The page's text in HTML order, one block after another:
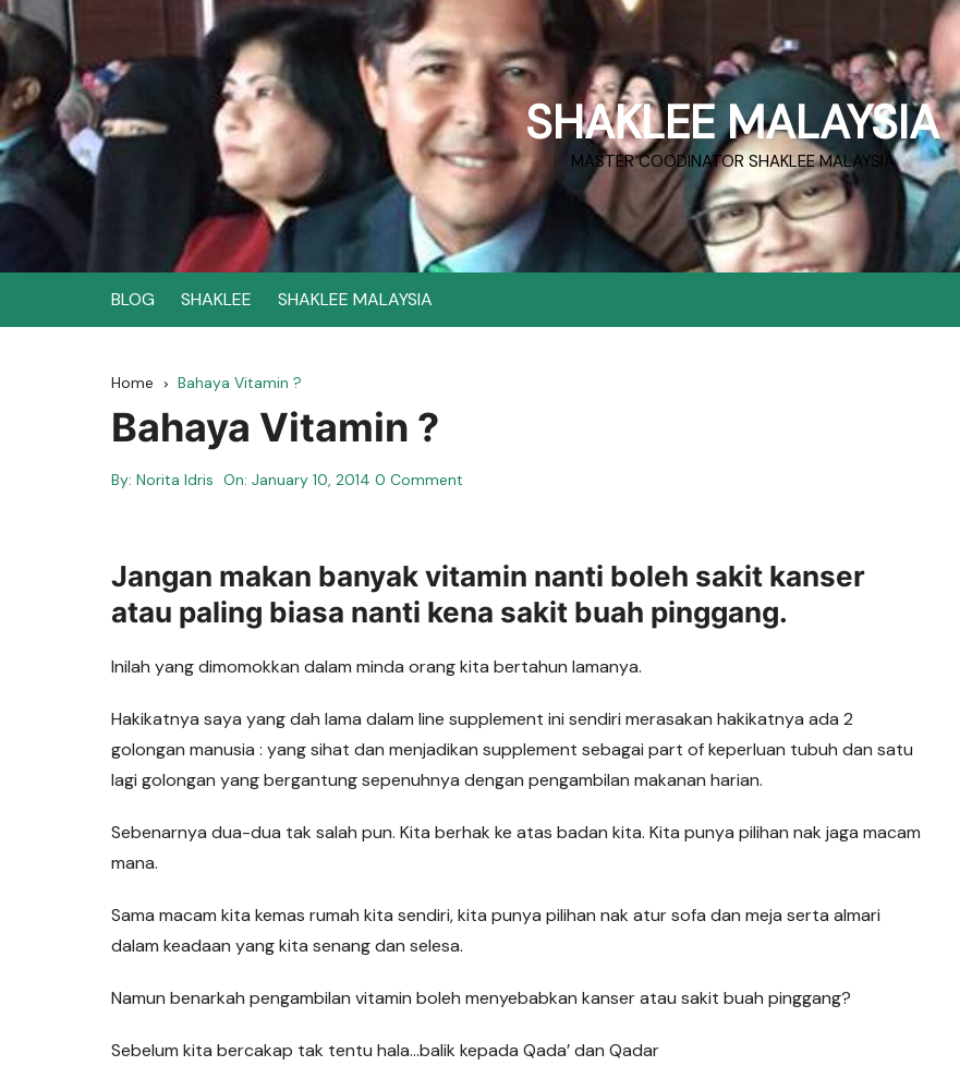
Skip
to
SHAKLEE MALAYSIA
MASTER COODINATOR SHAKLEE MALAYSIA
BLOG SHAKLEE SHAKLEE MALAYSIA
Home Bahaya Vitamin ?
Bahaya Vitamin ?
By: Norita Idris On: January 10, 2014 0 Comment
Jangan makan banyak vitamin nanti boleh sakit kanser
atau paling biasa nanti kena sakit buah pinggang.
Inilah yang dimomokkan dalam minda orang kita bertahun lamanya.
Hakikatnya saya yang dah lama dalam line supplement ini sendiri merasakan hakikatnya ada 2
golongan manusia : yang sihat dan menjadikan supplement sebagai part of keperluan tubuh dan satu
lagi golongan yang bergantung sepenuhnya dengan pengambilan makanan harian.
Sebenarnya dua-dua tak salah pun. Kita berhak ke atas badan kita. Kita punya pilihan nak jaga macam
mana.
Sama macam kita kemas rumah kita sendiri, kita punya pilihan nak atur sofa dan meja serta almari
dalam keadaan yang kita senang dan selesa.
Namun benarkah pengambilan vitamin boleh menyebabkan kanser atau sakit buah pinggang?
Sebelum kita bercakap tak tentu hala…balik kepada Qada’ dan Qadar